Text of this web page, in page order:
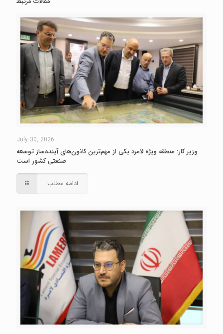
July 30, 2026
وزیر کار: منطقه ویژه لامرد یکی از مهم‌ترین کانون‌های آینده‌ساز توسعه
صنعتی کشور است
ادامه مطلب